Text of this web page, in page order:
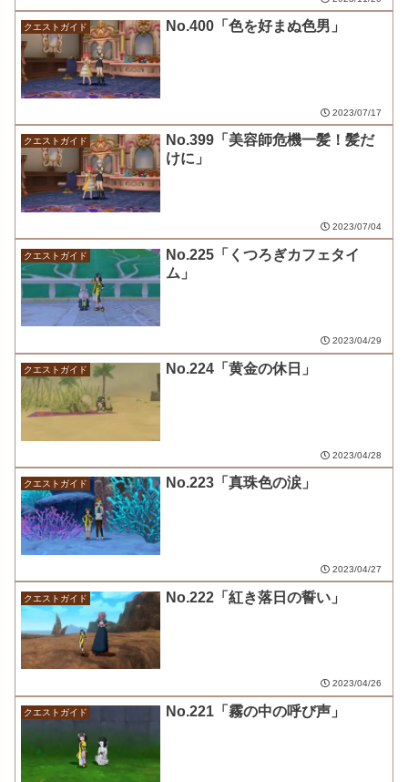
クエストガイド No.400「色を好まぬ色男」
2023/07/17
クエストガイド
No.399「美容師危機一髪！髪だ
けに」
2023/07/04
クエストガイド
No.225「くつろぎカフェタイ
ム」
2023/04/29
クエストガイド No.224「黄金の休日」
2023/04/28
クエストガイド No.223「真珠色の涙」
2023/04/27
クエストガイド No.222「紅き落日の誓い」
2023/04/26
クエストガイド No.221「霧の中の呼び声」